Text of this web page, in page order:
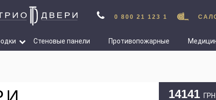
0 800 21 123 1
Стеновые панели Противопожарные
14141 ГРН